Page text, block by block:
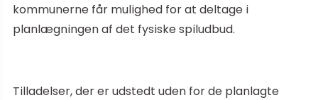
kommunerne får mulighed for at deltage i
planlægningen af det fysiske spiludbud.
Tilladelser, der er udstedt uden for de planlagte